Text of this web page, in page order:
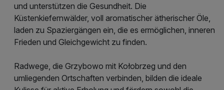
und unterstützen die Gesundheit. Die
Küstenkiefernwälder, voll aromatischer ätherischer Öle,
laden zu Spaziergängen ein, die es ermöglichen, inneren
Frieden und Gleichgewicht zu finden.
Radwege, die Grzybowo mit Kołobrzeg und den
umliegenden Ortschaften verbinden, bilden die ideale